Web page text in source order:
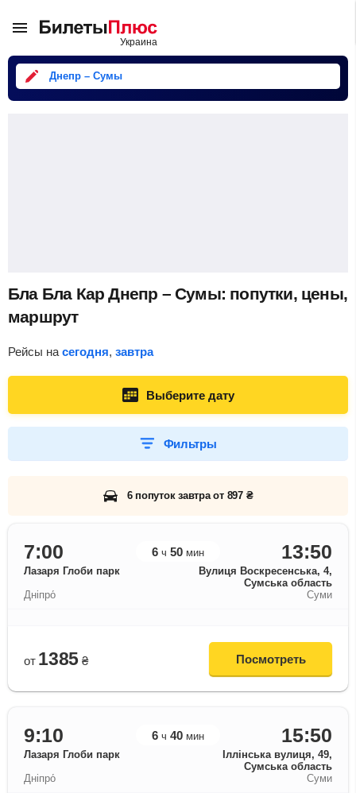
Днепр – Сумы
Бла Бла Кар Днепр – Сумы: попутки, цены,
маршрут
Рейсы на сегодня, завтра
Выберите дату
Фильтры
6 попуток завтра от 897 ₴
7:00 6 ч 50 мин 13:50
Лазаря Глоби парк
Вулиця Воскресенська, 4,
Сумська область
Дніпро́
Суми
от 1385 ₴ Посмотреть
9:10 6 ч 40 мин 15:50
Лазаря Глоби парк
Іллінська вулиця, 49,
Сумська область
Дніпро́
Суми